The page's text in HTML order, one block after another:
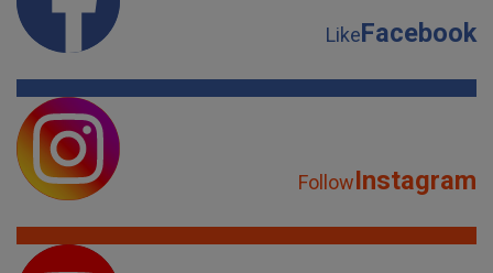
LikeFacebook
FollowInstagram